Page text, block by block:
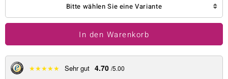
Collection
Bitte wählen Sie eine Variante
In den Warenkorb
★★★★★ Sehr gut 4.70 /5.00